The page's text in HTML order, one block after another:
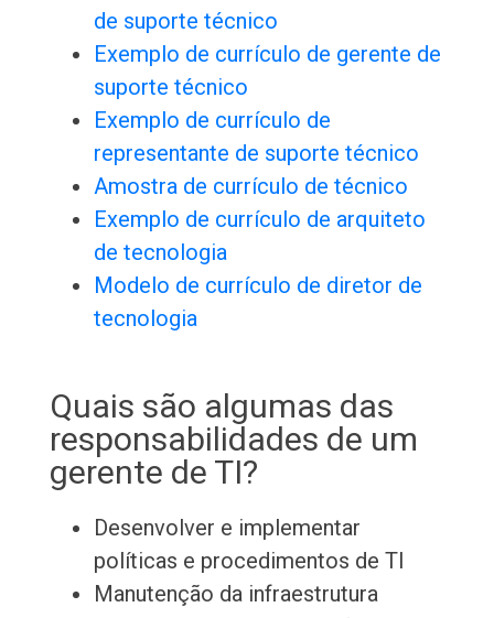
de suporte técnico
Exemplo de currículo de gerente de
suporte técnico
Exemplo de currículo de
representante de suporte técnico
Amostra de currículo de técnico
Exemplo de currículo de arquiteto
de tecnologia
Modelo de currículo de diretor de
tecnologia
Quais são algumas das
responsabilidades de um
gerente de TI?
Desenvolver e implementar
políticas e procedimentos de TI
Manutenção da infraestrutura